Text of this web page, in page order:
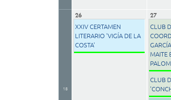
18
26
XXIV CERTAMEN
LITERARIO 'VIGÍA DE LA
COSTA'
27
CLUB
MAITE
CLUB